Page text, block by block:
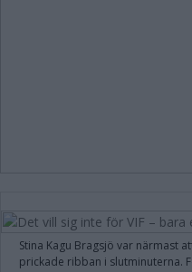
Stina Kagu Bragsjö var närmast
prickade ribban i slutminuterna.